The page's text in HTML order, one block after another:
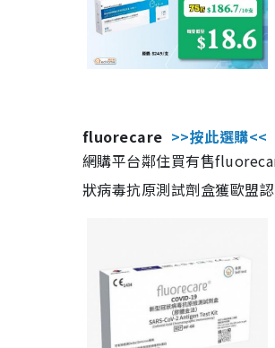
fluorecare >>按此選購<<
網購平台鄰住買有售
狀病毒抗原測試劑盒獲歐盟